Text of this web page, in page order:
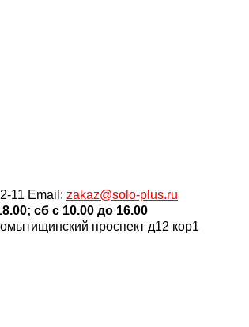
11 Email: zakaz@solo-plus.ru
сб c 10.00 до 16.00
проспект д12 кор1